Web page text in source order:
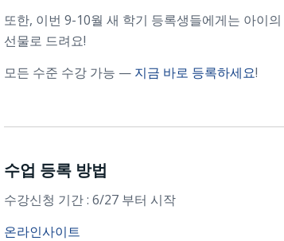
또한, 이번 9-10월 새 학기 등록생들에게는 아이
선물로 드려요!
모든 수준 수강 가능 — 지금 바로 등록하세요!
수업 등록 방법
수강신청 기간 : 6/27 부터 시작
온라인사이트